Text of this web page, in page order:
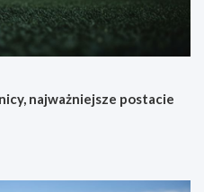
najważniejsze postacie